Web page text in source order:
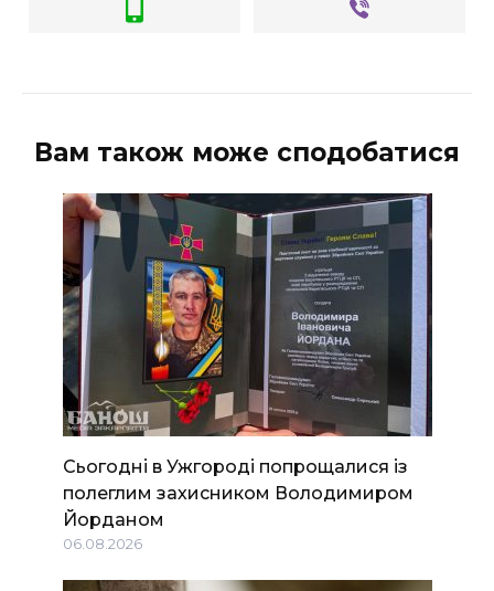
Вам також може сподобатися
Сьогодні в Ужгороді попрощалися із
полеглим захисником Володимиром
Йорданом
06.08.2026